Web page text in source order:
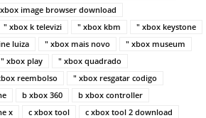
image browser download
" xbox k televizi " xbox kbm
" xbox keystone
luiza " xbox mais novo
" xbox museum
" xbox play
" xbox quadrado
reembolso
" xbox resgatar codigo
b xbox 360
b xbox controller
x c xbox tool
c xbox tool 2 download